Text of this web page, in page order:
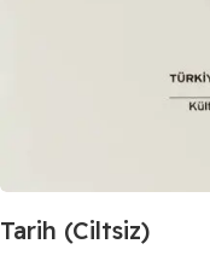
Tarih (Ciltsiz)